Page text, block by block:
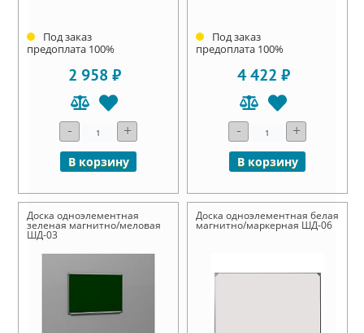
Под заказ
предоплата 100%
2 958 ₽
- +
В корзину
Под заказ
предоплата 100%
4 422 ₽
- +
В корзину
Доска одноэлементная
зеленая магнитно/меловая
ШД-03
Доска одноэлементная белая
магнитно/маркерная ШД-06